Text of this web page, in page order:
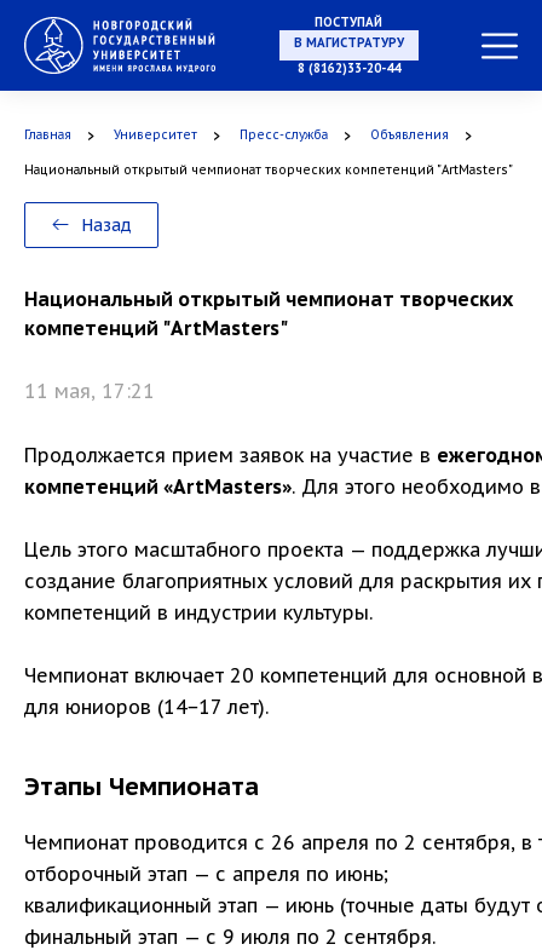
ПОСТУПАЙ
В МАГИСТРАТУРУ
8 (8162)33-20-44
Главная Университет Пресс-служба Объявления
Национальный открытый чемпионат творческих компетенций "ArtMasters"
Назад
Национальный открытый чемпионат творческих
компетенций "ArtMasters"
11 мая, 17:21
Продолжается прием заявок на участие в
компетенций «ArtMasters». Для этого необходимо
Цель этого масштабного проекта — поддержка
создание благоприятных условий для раскрытия
компетенций в индустрии культуры.
Чемпионат включает 20 компетенций для основной
для юниоров (14−17 лет).
Этапы Чемпионата
Чемпионат проводится с 26 апреля по 2 сентября, в
отборочный этап — с апреля по июнь;
квалификационный этап — июнь (точные даты будут
финальный этап — с 9 июля по 2 сентября.